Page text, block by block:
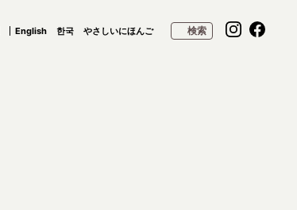
English 한국 やさしいにほんご 検索